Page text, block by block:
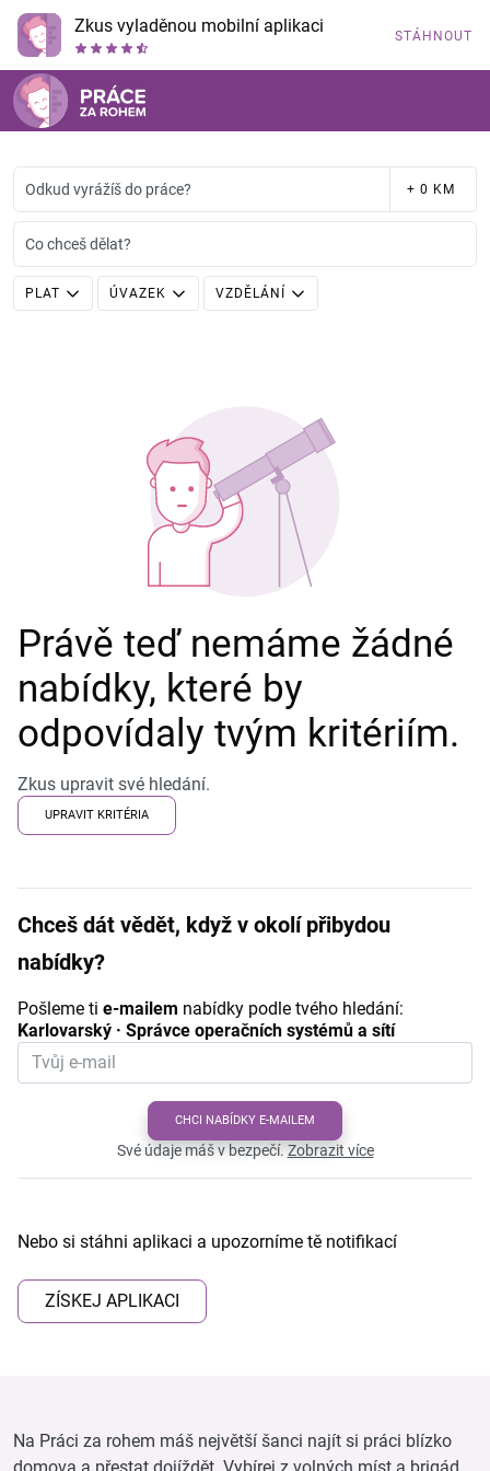
Zkus vyladěnou mobilní aplikaci STÁHNOUT
Odkud vyrážíš do práce? + 0 KM
Co chceš dělat?
PLAT ÚVAZEK VZDĚLÁNÍ
Právě teď nemáme žádné
nabídky, které by
odpovídaly tvým kritériím.
Zkus upravit své hledání.
UPRAVIT KRITÉRIA
Chceš dát vědět, když v okolí přibydou
nabídky?
Pošleme ti e-mailem nabídky podle tvého hledání:
Karlovarský · Správce operačních systémů a sítí
CHCI NABÍDKY E-MAILEM
Své údaje máš v bezpečí.Zobrazit více
Nebo si stáhni aplikaci a upozorníme tě notifikací
ZÍSKEJ APLIKACI
Na Práci za rohem máš největší šanci najít si práci blízko
domova a přestat dojíždět. Vybírej z volných míst a brigád